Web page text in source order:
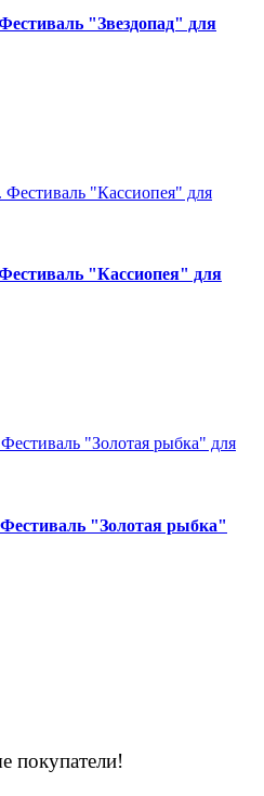
"Звездопад" для
"Кассиопея" для
"Золотая рыбка"
покупатели!